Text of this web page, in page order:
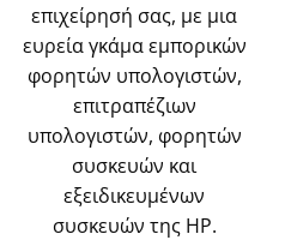
επιχείρησή σας, με μια
ευρεία γκάμα εμπορικών
φορητών υπολογιστών,
επιτραπέζιων
υπολογιστών, φορητών
συσκευών και
εξειδικευμένων
συσκευών της HP.